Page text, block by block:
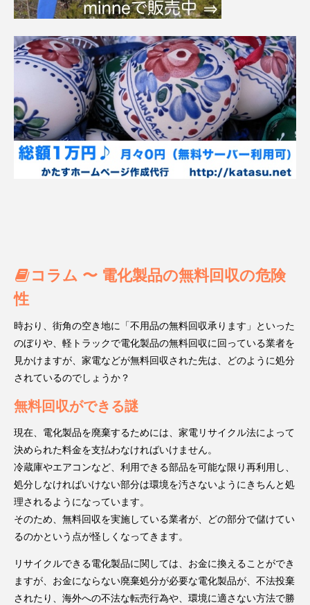
コラム 〜 電化製品の無料回収の危険
性
時おり、街角の空き地に「不用品の無料回収承ります」といった
のぼりや、軽トラックで電化製品の無料回収に回っている業者を
見かけますが、家電などが無料回収された先は、どのように処分
されているのでしょうか？
無料回収ができる謎
現在、電化製品を廃棄するためには、家電リサイクル法によって
決められた料金を支払わなければいけません。
冷蔵庫やエアコンなど、利用できる部品を可能な限り再利用し、
処分しなければいけない部分は環境を汚さないようにきちんと処
理されるようになっています。
そのため、無料回収を実施している業者が、どの部分で儲けてい
るのかという点が怪しくなってきます。
リサイクルできる電化製品に関しては、お金に換えることができ
ますが、お金にならない廃棄処分が必要な電化製品が、不法投棄
されたり、海外への不法な転売行為や、環境に適さない方法で勝